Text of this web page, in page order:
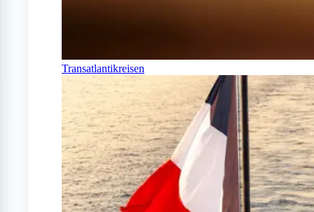
Transatlantikreisen